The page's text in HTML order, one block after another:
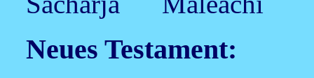
Neues Testament: